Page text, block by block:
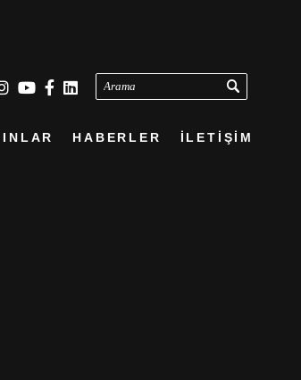
Arama
HABERLER İLETİŞİM